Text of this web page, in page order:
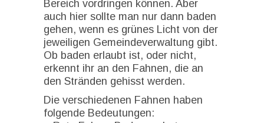
Bereich vordringen können. Aber
auch hier sollte man nur dann baden
gehen, wenn es grünes Licht von der
jeweiligen Gemeindeverwaltung gibt.
Ob baden erlaubt ist, oder nicht,
erkennt ihr an den Fahnen, die an
den Stränden gehisst werden.
Die verschiedenen Fahnen haben
folgende Bedeutungen: